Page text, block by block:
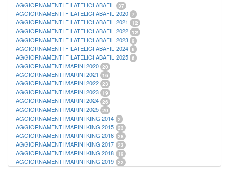
AGGIORNAMENTI FILATELICI ABAFIL 37
AGGIORNAMENTI FILATELICI ABAFIL 2020 7
AGGIORNAMENTI FILATELICI ABAFIL 2021 12
AGGIORNAMENTI FILATELICI ABAFIL 2022 12
AGGIORNAMENTI FILATELICI ABAFIL 2023 9
AGGIORNAMENTI FILATELICI ABAFIL 2024 6
AGGIORNAMENTI FILATELICI ABAFIL 2025 6
AGGIORNAMENTI MARINI 2020 20
AGGIORNAMENTI MARINI 2021 16
AGGIORNAMENTI MARINI 2022 23
AGGIORNAMENTI MARINI 2023 19
AGGIORNAMENTI MARINI 2024 26
AGGIORNAMENTI MARINI 2025 20
AGGIORNAMENTI MARINI KING 2014 2
AGGIORNAMENTI MARINI KING 2015 23
AGGIORNAMENTI MARINI KING 2016 28
AGGIORNAMENTI MARINI KING 2017 23
AGGIORNAMENTI MARINI KING 2018 19
AGGIORNAMENTI MARINI KING 2019 22